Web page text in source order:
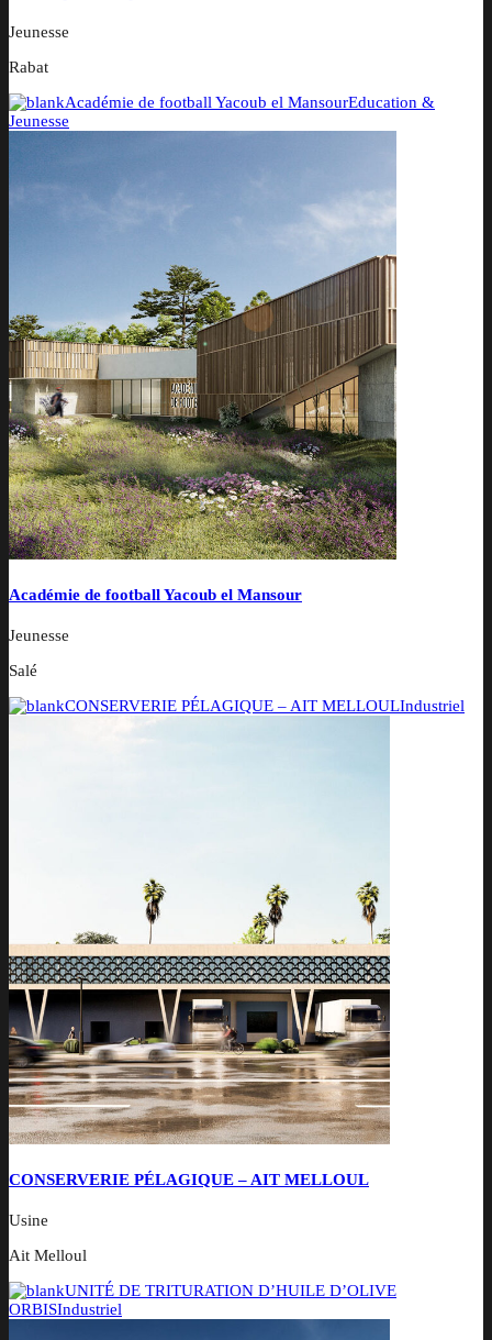
Jeunesse
Rabat
Académie de football Yacoub el MansourEducation &
Jeunesse
Académie de football Yacoub el Mansour
Jeunesse
Salé
CONSERVERIE PÉLAGIQUE – AIT MELLOULIndustriel
CONSERVERIE PÉLAGIQUE – AIT MELLOUL
Usine
Ait Melloul
UNITÉ DE TRITURATION D’HUILE D’OLIVE
ORBISIndustriel